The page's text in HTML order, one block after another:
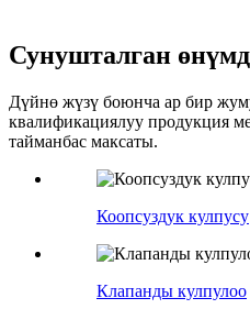
Сунушталган
Дүйнө жүзү боюнча ар бир
квалификациялуу продукция
тайманбас максаты.
Коопсуздук кулпусу
Клапанды кулпулоо